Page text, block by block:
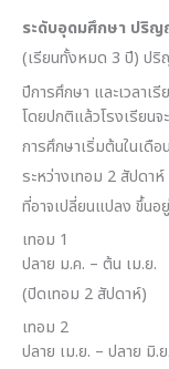
ระดับอุดมศึกษา ปริ
(เรียนทั้งหมด 3 ปี) ป
ปีการศึกษา และเวลาเ
โดยปกติแล้วโรงเรียน
การศึกษาเริ่มต้นในเดื
ระหว่างเทอม 2 สัปดา
ที่อาจเปลี่ยนแปลง ขึ้นอ
เทอม 1
ปลาย ม.ค. – ต้น เม.ย.
(ปิดเทอม 2 สัปดาห์)
เทอม 2
ปลาย เม.ย. – ปลาย มิ.ย.